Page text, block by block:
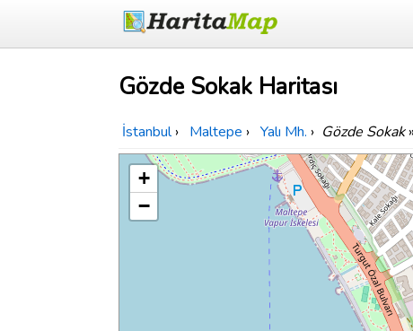
Gözde Sokak Haritası
İstanbul › Maltepe › Yalı Mh. › Gözde Sokak»
+
−